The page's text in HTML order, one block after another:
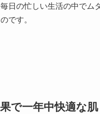
日の忙しい生活の中でム
です。
で一年中快適な肌